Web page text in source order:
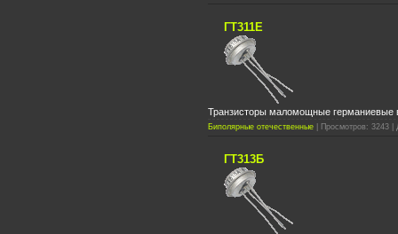
ГТ311Е
Транзисторы маломощные германиевые
Биполярные отечественные | Просмотров: 3243 |
ГТ313Б